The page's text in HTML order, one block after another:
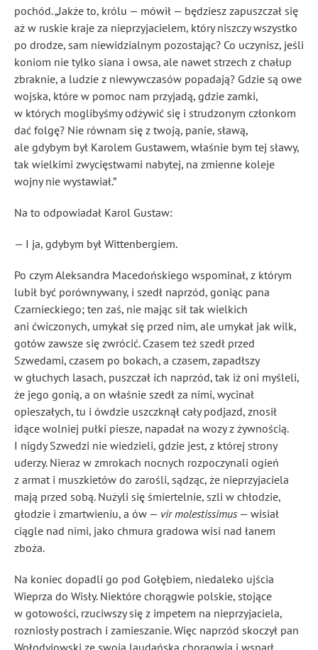
pochód. „Jakże to, królu — mówił — będziesz zapuszczał się
aż w ruskie kraje za nieprzyjacielem, który niszczy wszystko
po drodze, sam niewidzialnym pozostając? Co uczynisz, jeśli
koniom nie tylko siana i owsa, ale nawet strzech z chałup
zbraknie, a ludzie z niewywczasów popadają? Gdzie są owe
wojska, które w pomoc nam przyjadą, gdzie zamki,
w których moglibyśmy odżywić się i strudzonym członkom
dać folgę? Nie równam się z twoją, panie, sławą,
ale gdybym był Karolem Gustawem, właśnie bym tej sławy,
tak wielkimi zwycięstwami nabytej, na zmienne koleje
wojny nie wystawiał.”
Na to odpowiadał Karol Gustaw:
— I ja, gdybym był Wittenbergiem.
Po czym Aleksandra Macedońskiego wspominał, z którym
lubił być porównywany, i szedł naprzód, goniąc pana
Czarnieckiego; ten zaś, nie mając sił tak wielkich
ani ćwiczonych, umykał się przed nim, ale umykał jak wilk,
gotów zawsze się zwrócić. Czasem też szedł przed
Szwedami, czasem po bokach, a czasem, zapadłszy
w głuchych lasach, puszczał ich naprzód, tak iż oni myśleli,
że jego gonią, a on właśnie szedł za nimi, wycinał
opieszałych, tu i ówdzie uszczknął cały podjazd, znosił
idące wolniej pułki piesze, napadał na wozy z żywnością.
I nigdy Szwedzi nie wiedzieli, gdzie jest, z której strony
uderzy. Nieraz w zmrokach nocnych rozpoczynali ogień
z armat i muszkietów do zarośli, sądząc, że nieprzyjaciela
mają przed sobą. Nużyli się śmiertelnie, szli w chłodzie,
głodzie i zmartwieniu, a ów — vir molestissimus — wisiał
ciągle nad nimi, jako chmura gradowa wisi nad łanem
zboża.
Na koniec dopadli go pod Gołębiem, niedaleko ujścia
Wieprza do Wisły. Niektóre chorągwie polskie, stojące
w gotowości, rzuciwszy się z impetem na nieprzyjaciela,
rozniosły postrach i zamieszanie. Więc naprzód skoczył pan
Wołodyjowski ze swoją laudańską chorągwią i wsparł